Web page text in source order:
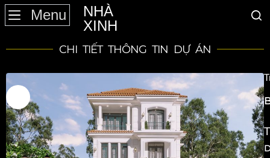
Menu
NHÀ
XINH
CHI TIẾT THÔNG TIN DỰ ÁN